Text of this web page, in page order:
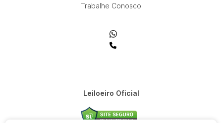
Trabalhe Conosco
Leiloeiro Oficial